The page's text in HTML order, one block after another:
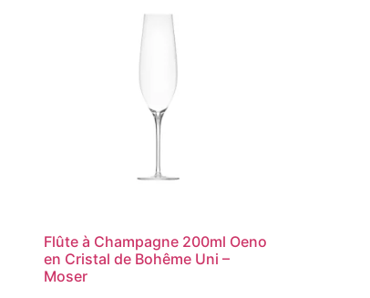
Flûte à Champagne 200ml Oeno
en Cristal de Bohême Uni –
Moser